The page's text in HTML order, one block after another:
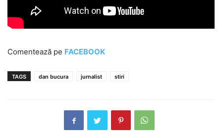
Comentează pe FACEBOOK
TAGS dan bucura jurnalist stiri